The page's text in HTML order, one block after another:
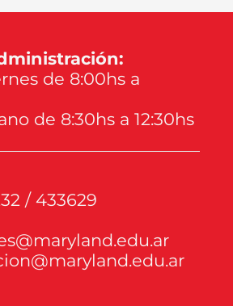
de 8:00hs a
de 8:30hs a 12:30hs
/ 433629